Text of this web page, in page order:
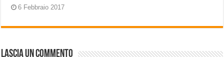
6 Febbraio 2017
Lascia un commento